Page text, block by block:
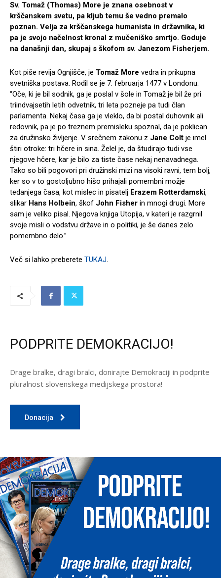
Sv. Tomaž (Thomas) More je znana osebnost v
krščanskem svetu, pa kljub temu še vedno premalo
poznan. Velja za krščanskega humanista in državnika, ki
pa je svojo načelnost kronal z mučeniško smrtjo. Goduje
na današnji dan, skupaj s škofom sv. Janezom Fisherjem.
Kot piše revija Ognjišče, je Tomaž More vedra in prikupna
svetniška postava. Rodil se je 7. februarja 1477 v Londonu.
“Oče, ki je bil sodnik, ga je poslal v šole in Tomaž je bil že pri
triindvajsetih letih odvetnik, tri leta pozneje pa tudi član
parlamenta. Nekaj časa ga je vleklo, da bi postal duhovnik ali
redovnik, pa je po treznem premisleku spoznal, da je poklican
za družinsko življenje. V srečnem zakonu z Jane Colt je imel
štiri otroke: tri hčere in sina. Želel je, da študirajo tudi vse
njegove hčere, kar je bilo za tiste čase nekaj nenavadnega.
Tako so bili pogovori pri družinski mizi na visoki ravni, tem bolj,
ker so v to gostoljubno hišo prihajali pomembni možje
tedanjega časa, kot mislec in pisatelj Erazem Rotterdamski,
slikar Hans Holbein, škof John Fisher in mnogi drugi. More
sam je veliko pisal. Njegova knjiga Utopija, v kateri je razgrnil
svoje misli o vodstvu države in o politiki, je še danes zelo
pomembno delo.”
Več si lahko preberete TUKAJ.
PODPRITE DEMOKRACIJO!
Drage bralke, dragi bralci, donirajte Demokraciji in podprite
pluralnost slovenskega medijskega prostora!
Donacija